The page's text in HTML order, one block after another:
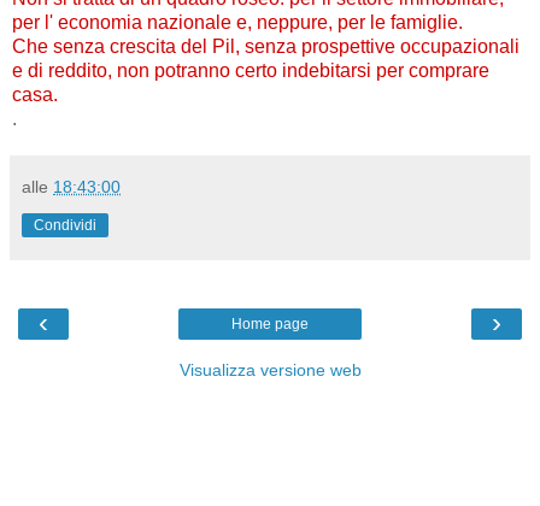
per l' economia nazionale e, neppure, per le famiglie.
Che senza crescita del Pil, senza prospettive occupazionali
e di reddito, non potranno certo indebitarsi per comprare
casa.
.
alle 18:43:00
Condividi
‹ ›
Home page
Visualizza versione web